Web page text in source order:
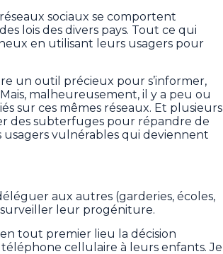
sociaux se comportent
lois des divers pays. Tout ce qui
en utilisant leurs usagers pour
un outil précieux pour s’informer,
malheureusement, il y a peu ou
sur ces mêmes réseaux. Et plusieurs
des subterfuges pour répandre de
vulnérables qui deviennent
aux autres (garderies, écoles,
leur progéniture.
tout premier lieu la décision
cellulaire à leurs enfants. Je